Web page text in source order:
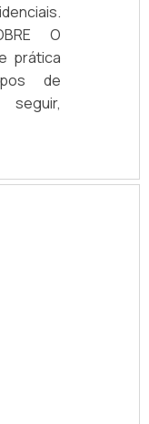
O
prática
de